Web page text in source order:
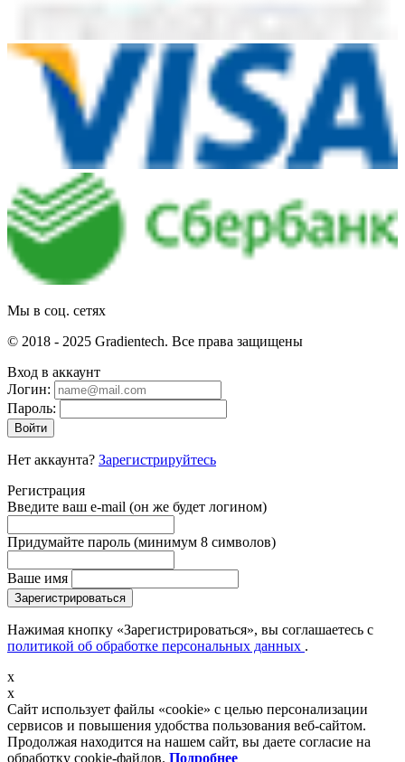
Мы в соц. сетях
© 2018 - 2025 Gradientech. Все права защищены
Вход в аккаунт
Логин:
Пароль:
Войти
Нет аккаунта? Зарегистрируйтесь
Регистрация
Введите ваш e-mail (он же будет логином)
Придумайте пароль (минимум 8 символов)
Ваше имя
Зарегистрироваться
Нажимая кнопку «Зарегистрироваться», вы соглашаетесь с
политикой об обработке персональных данных .
x
x
Сайт использует файлы «cookie» с целью персонализации
сервисов и повышения удобства пользования веб-сайтом.
Продолжая находится на нашем сайт, вы даете согласие на
обработку cookie-файлов. Подробнее